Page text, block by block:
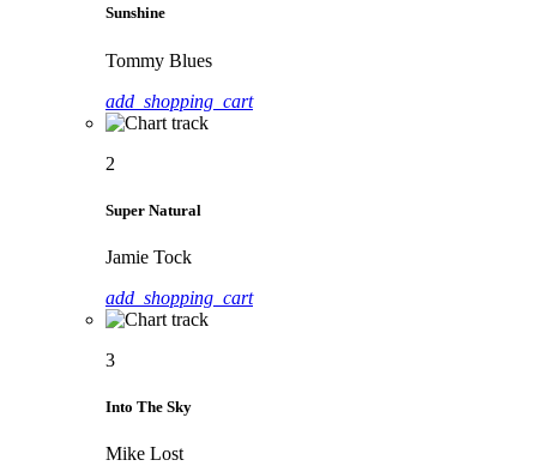
Sunshine
Tommy Blues
add_shopping_cart
2
Super Natural
Jamie Tock
add_shopping_cart
3
Into The Sky
Mike Lost